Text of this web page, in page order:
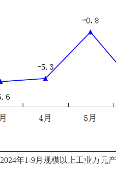
2024年1-9月规模以上工业万元